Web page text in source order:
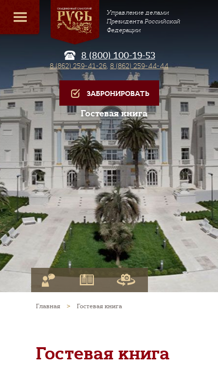
Управление делами
Президента Российской
Федерации
8 (800) 100-19-53
8 (862) 259-41-26, 8 (862) 259-44-44
ЗАБРОНИРОВАТЬ
Гостевая книга
Главная > Гостевая книга
Гостевая книга